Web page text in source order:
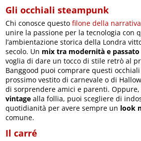
Gli occhiali steampunk
Chi conosce questofilone della
unire la passione per la tecnologia con
l’ambientazione storica della Londra
secolo. Un mix tra modernità e passato
voglia di dare un tocco di stile retrò al
Banggood puoi comprare questi
prossimo vestito di carnevale o di
di sorprendere amici e parenti. Oppure,
vintage alla follia, puoi scegliere di
quotidianità per avere sempre un look
comune.
Il carré